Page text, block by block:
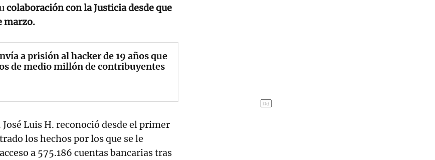
colaboración con la Justicia desde que
marzo.
a prisión al hacker de 19 años que
de medio millón de contribuyentes
Luis H. reconoció desde el primer
los hechos por los que se le
a 575.186 cuentas bancarias tras